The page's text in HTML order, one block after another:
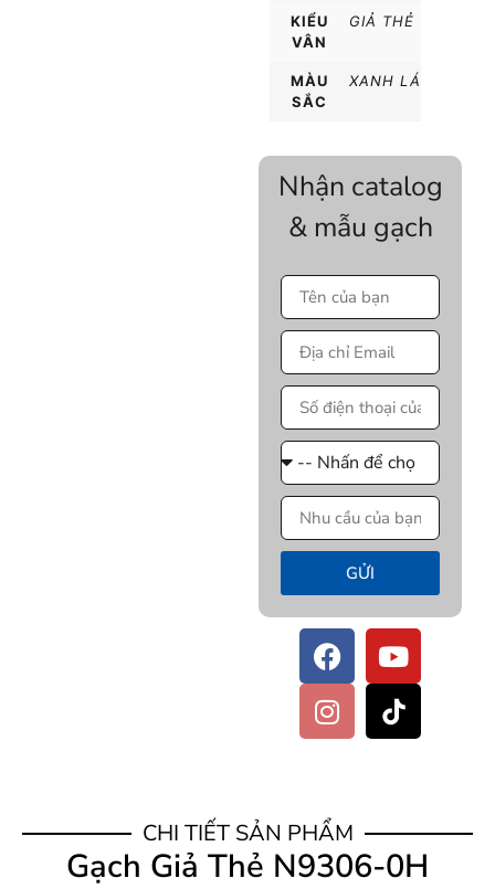
KIỂU
VÂN
GIẢ THẺ
MÀU
SẮC
XANH LÁ
Nhận catalog
& mẫu gạch
GỬI
CHI TIẾT SẢN PHẨM
Gạch Giả Thẻ N9306-0H